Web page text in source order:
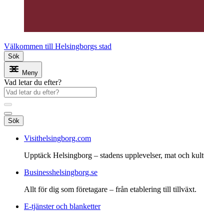
Välkommen till Helsingborgs stad
Sök
Meny
Vad letar du efter?
Sök
Visithelsingborg.com
Upptäck Helsingborg – stadens upplevelser, mat och
Businesshelsingborg.se
Allt för dig som företagare – från etablering till tillväxt.
E-tjänster och blanketter